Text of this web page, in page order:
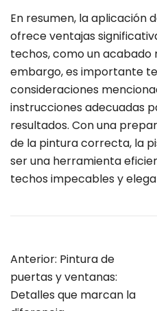
En resumen, la aplicación
ofrece ventajas
techos, como un acabado
embargo, es importante
consideraciones
instrucciones adecuadas
resultados. Con una
de la pintura correcta, la
ser una herramienta
techos impecables y
Anterior: Pintura de
puertas y ventanas:
Detalles que marcan la